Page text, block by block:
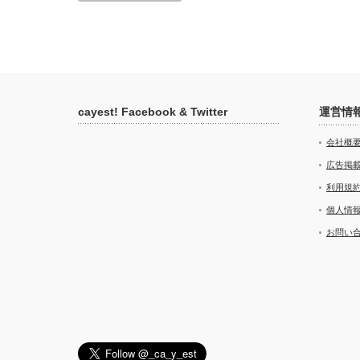
cayest! Facebook & Twitter 運営情
会社概
広告掲
利用規
個人情
お問い